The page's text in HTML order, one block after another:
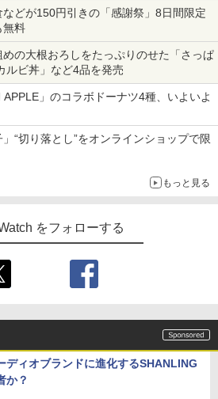
どが150円引きの「感謝祭」8日間限定
料
の大根おろしをたっぷりのせた「さっぱ
ルビ丼」など4品を発売
」のコラボドーナツ4種、いよいよ
“切り落とし”をオンラインショップで限
もっと見る
をフォローする
ディオブランドに進化するSHANLING
か？